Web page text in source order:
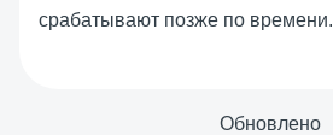
срабатывают позже по времени.
Обновлено